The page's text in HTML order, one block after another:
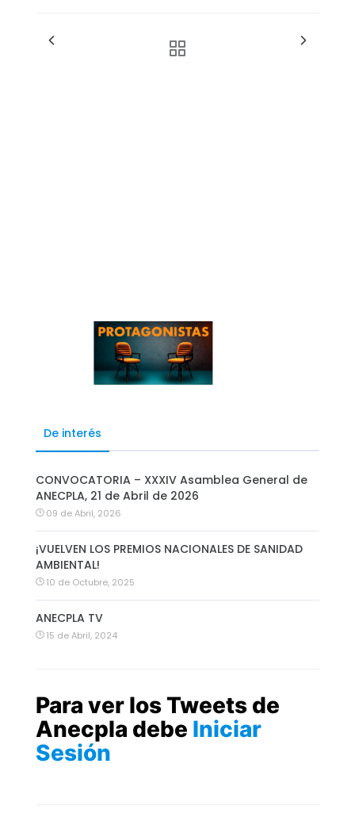
De interés
CONVOCATORIA – XXXIV Asamblea General de
ANECPLA, 21 de Abril de 2026
09 de Abril, 2026
¡VUELVEN LOS PREMIOS NACIONALES DE SANIDAD
AMBIENTAL!
10 de Octubre, 2025
ANECPLA TV
15 de Abril, 2024
Para ver los Tweets de
Anecpla debe Iniciar
Sesión